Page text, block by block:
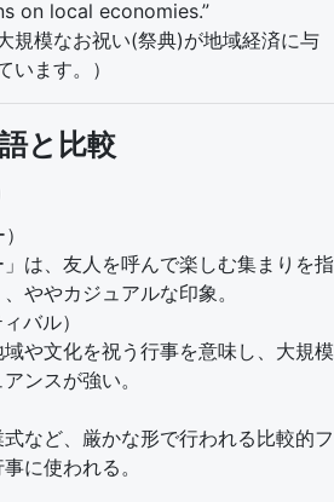
on local economies.”
規模なお祝い(祭典)が地域経済に与
います。）
と比較
」は、友人を呼んで楽しむ集まりを指
ややカジュアルな印象。
バル）
や文化を祝う行事を意味し、大規模
ンスが強い。
など、厳かな形で行われる比較的フ
に使われる。